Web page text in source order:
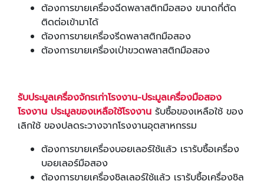
ต้องการขายเครื่องฉีดพลาสติกมือสอง ขนาดกี่ตัด
ติดต่อเข้ามาได้
ต้องการขายเครื่องรีดพลาสติกมือสอง
ต้องการขายเครื่องเป่าขวดพลาสติกมือสอง
รับประมูลเครื่องจักรเก่าโรงงาน-ประมูลเครื่องมือสอง
โรงงาน ประมูลของเหลือใช้โรงงาน รับซื้อของเหลือใช้ ของ
เลิกใช้ ของปลดระวางจากโรงงานอุตสาหกรรม
ต้องการขายเครื่องบอยเลอร์ใช้แล้ว เรารับซื้อเครื่อง
บอยเลอร์มือสอง
ต้องการขายเครื่องชิลเลอร์ใช้แล้ว เรารับซื้อเครื่องชิล